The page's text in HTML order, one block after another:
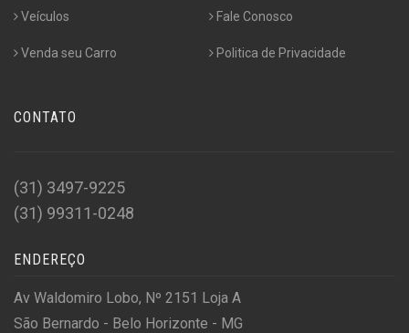
Veículos
Venda seu Carro
Fale Conosco
Politica de Privacidade
CONTATO
(31) 3497-9225
(31) 99311-0248
ENDEREÇO
Av Waldomiro Lobo, Nº 2151 Loja A
São Bernardo - Belo Horizonte - MG